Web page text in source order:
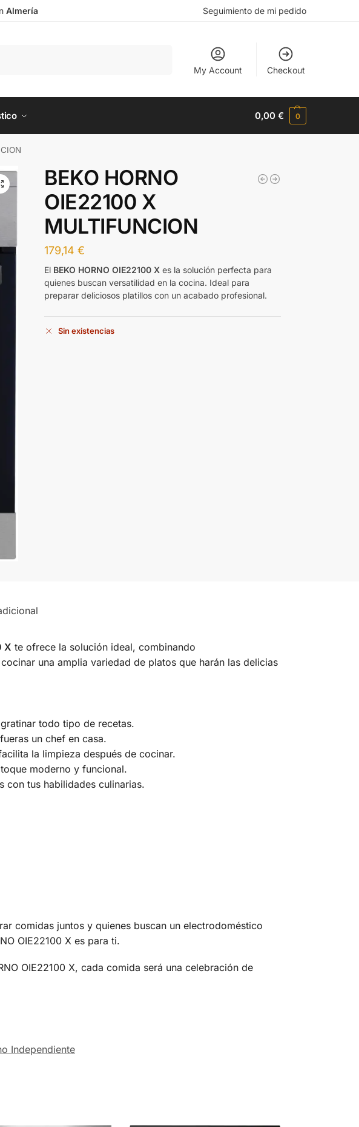
Almería Seguimiento de mi pedido
My Account Checkout
0,00€ 0
BEKO HORNO
OIE22100 X
MULTIFUNCION
179,14€
El BEKO HORNO OIE22100 X es la solución perfecta para
quienes buscan versatilidad en la cocina. Ideal para
preparar deliciosos platillos con un acabado profesional.
Sin existencias
X te ofrece la solución ideal, combinando
una amplia variedad de platos que harán las delicias
todo tipo de recetas.
un chef en casa.
la limpieza después de cocinar.
moderno y funcional.
con tus habilidades culinarias.
comidas juntos y quienes buscan un electrodoméstico
OIE22100 X es para ti.
OIE22100 X, cada comida será una celebración de
Independiente